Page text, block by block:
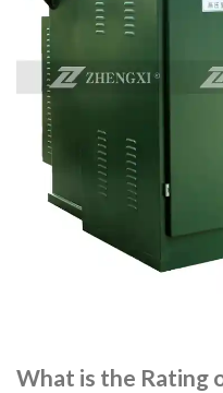
What is the Rating